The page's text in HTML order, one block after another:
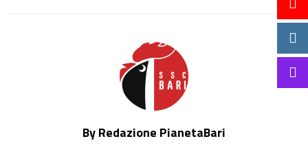
By Redazione PianetaBari